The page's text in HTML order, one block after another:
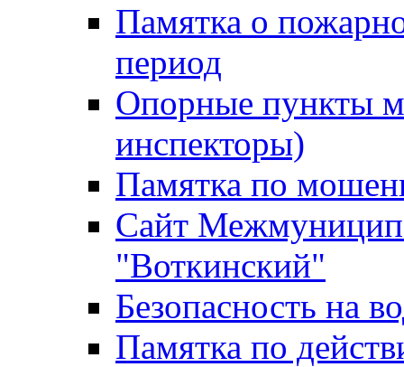
Памятка о
период
Опорные пункты
инспекторы)
Памятка по
Сайт
"Воткинский"
Безопасность на
Памятка по